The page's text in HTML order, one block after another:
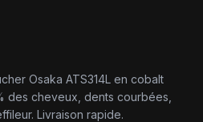
Osaka ATS314L en cobalt
des cheveux, dents courbées,
Livraison rapide.